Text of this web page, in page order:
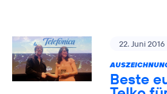
22. Juni 2016
Beste